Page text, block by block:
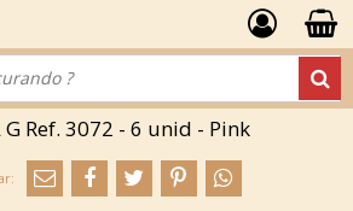
G Ref. 3072 - 6 unid - Pink